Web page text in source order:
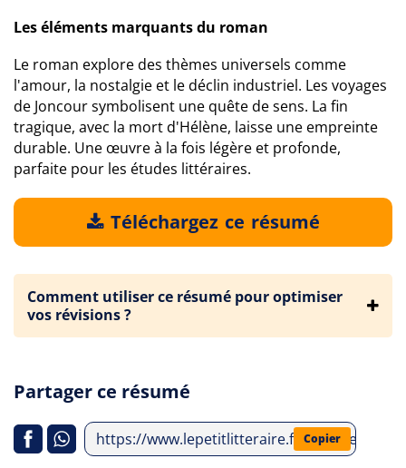
Les éléments marquants du roman
Le roman explore des thèmes universels comme
l'amour, la nostalgie et le déclin industriel. Les voyages
de Joncour symbolisent une quête de sens. La fin
tragique, avec la mort d'Hélène, laisse une empreinte
durable. Une œuvre à la fois légère et profonde,
parfaite pour les études littéraires.
Téléchargez ce résumé
Comment utiliser ce résumé pour optimiser
vos révisions ?
Partager ce résumé
https://www.lepetitlitteraire.fr/analyses-
Copier